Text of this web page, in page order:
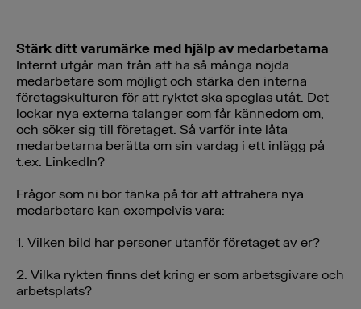
Stärk ditt varumärke med hjälp av medarbetarna
Internt utgår man från att ha så många nöjda
medarbetare som möjligt och stärka den interna
företagskulturen för att ryktet ska speglas utåt. Det
lockar nya externa talanger som får kännedom om,
och söker sig till företaget. Så varför inte låta
medarbetarna berätta om sin vardag i ett inlägg på
t.ex. LinkedIn?
Frågor som ni bör tänka på för att attrahera nya
medarbetare kan exempelvis vara:
1. Vilken bild har personer utanför företaget av er?
2. Vilka rykten finns det kring er som arbetsgivare och
arbetsplats?